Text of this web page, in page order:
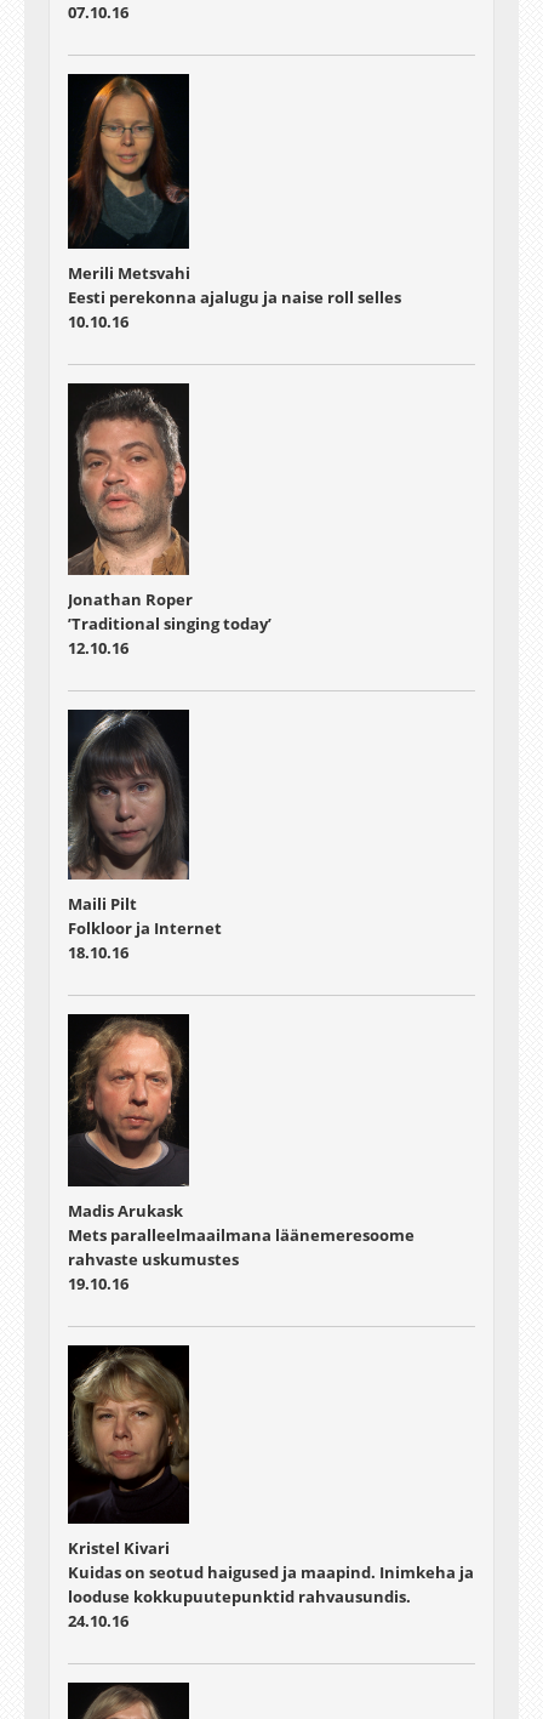
07.10.16
Merili Metsvahi
Eesti perekonna ajalugu ja naise roll selles
10.10.16
Jonathan Roper
’Traditional singing today’
12.10.16
Maili Pilt
Folkloor ja Internet
18.10.16
Madis Arukask
Mets paralleelmaailmana läänemeresoome
rahvaste uskumustes
19.10.16
Kristel Kivari
Kuidas on seotud haigused ja maapind. Inimkeha ja
looduse kokkupuutepunktid rahvausundis.
24.10.16